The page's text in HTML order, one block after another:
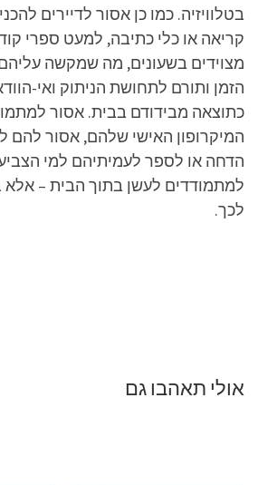
בטלוויזיה. כמו כן אסור לדיירים
קריאה או כלי כתיבה, למעט ספרי
מצוידים בשעונים, מה שמקשה
הזמן ותורם לתחושת הניתוק ואי-
כתוצאה מבידודם בבית. אסור
המיקרופון האישי שלהם, אסור להם
הדחה או לספר לעמיתיהם למי
למתמודדים לעשן בתוך הבית – אלא
לכך.
אולי תאהבו גם